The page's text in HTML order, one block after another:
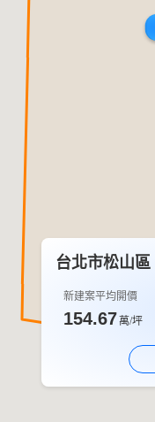
台北市松山區
新建案平均開價
154.67萬/坪